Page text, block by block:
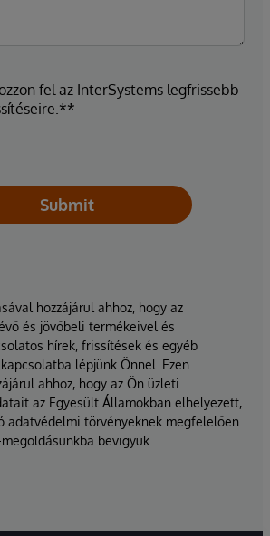
fel az InterSystems legfrissebb
Submit
hozzájárul ahhoz, hogy az
és jövőbeli termékeivel és
hírek, frissítések és egyéb
lépjünk Önnel. Ezen
ahhoz, hogy az Ön üzleti
az Egyesült Államokban elhelyezett,
adatvédelmi törvényeknek megfelelően
bevigyük.